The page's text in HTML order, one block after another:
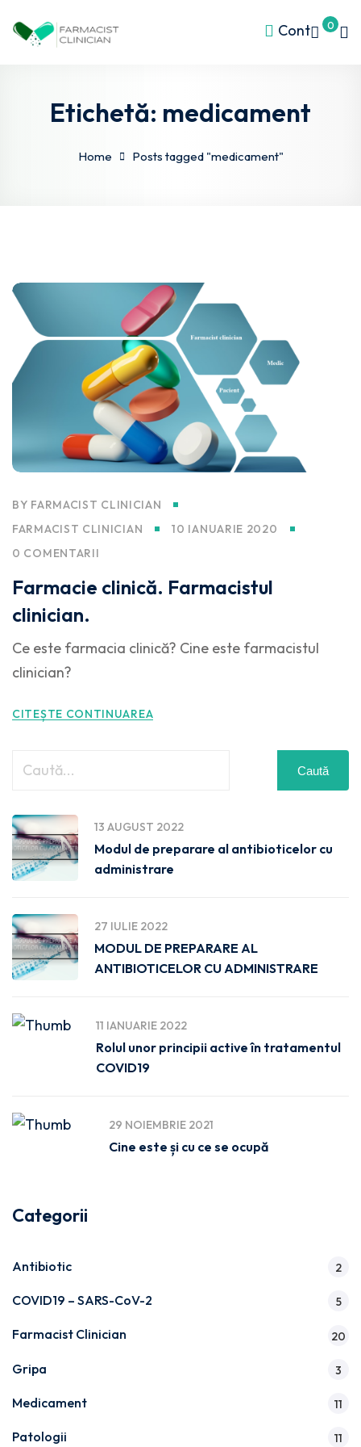
Cont 0
Etichetă: medicament
Home Posts tagged "medicament"
BY FARMACIST CLINICIAN
FARMACIST CLINICIAN
10 IANUARIE 2020
0 COMENTARII
Farmacie clinică. Farmacistul
clinician.
Ce este farmacia clinică? Cine este farmacistul
clinician?
CITEȘTE CONTINUAREA
Caută
13 AUGUST 2022
Modul de preparare al antibioticelor cu
administrare
27 IULIE 2022
MODUL DE PREPARARE AL
ANTIBIOTICELOR CU ADMINISTRARE
11 IANUARIE 2022
Rolul unor principii active în tratamentul
COVID19
29 NOIEMBRIE 2021
Cine este și cu ce se ocupă
Categorii
Antibiotic 2
COVID19 – SARS-CoV-2 5
Farmacist Clinician 20
Gripa 3
Medicament 11
Patologii 11